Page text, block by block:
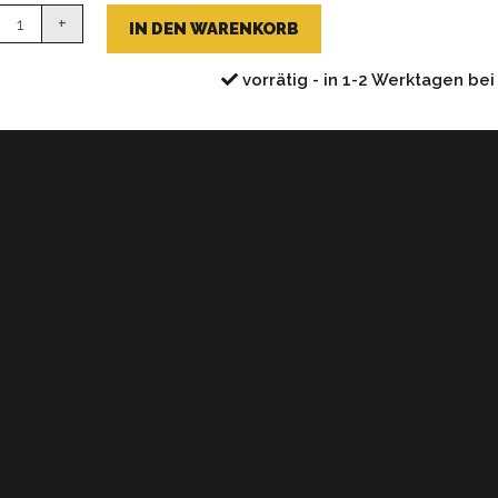
von
5
+ IN DEN WARENKORB
vorrätig - in 1-2 Werktagen bei